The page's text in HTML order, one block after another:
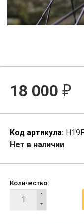
18 000 ₽
Код артикула:
Нет в наличии
Количество: